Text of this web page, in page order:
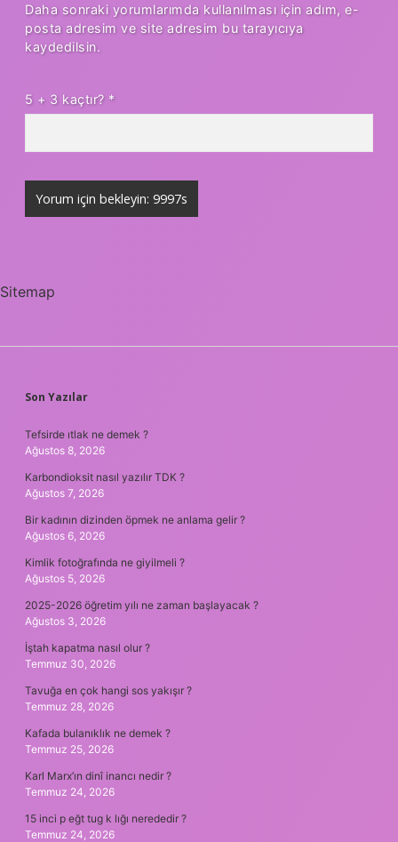
Daha sonraki yorumlarımda kullanılması için adım, e-
posta adresim ve site adresim bu tarayıcıya
kaydedilsin.
5 + 3 kaçtır? *
Sitemap
SIDEBAR
Son Yazılar
Tefsirde ıtlak ne demek ?
Ağustos 8, 2026
Karbondioksit nasıl yazılır TDK ?
Ağustos 7, 2026
Bir kadının dizinden öpmek ne anlama gelir ?
Ağustos 6, 2026
Kimlik fotoğrafında ne giyilmeli ?
Ağustos 5, 2026
2025-2026 öğretim yılı ne zaman başlayacak ?
Ağustos 3, 2026
İştah kapatma nasıl olur ?
Temmuz 30, 2026
Tavuğa en çok hangi sos yakışır ?
Temmuz 28, 2026
Kafada bulanıklık ne demek ?
Temmuz 25, 2026
Karl Marx’ın dinî inancı nedir ?
Temmuz 24, 2026
15 inci p eğt tug k lığı nerededir ?
Temmuz 24, 2026